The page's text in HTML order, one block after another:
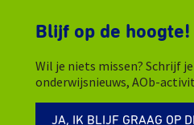
Blijf op de hoogte!
Wil je niets missen? Schrijf
onderwijsnieuws, AOb-
JA, IK BLIJF GRAAG OP